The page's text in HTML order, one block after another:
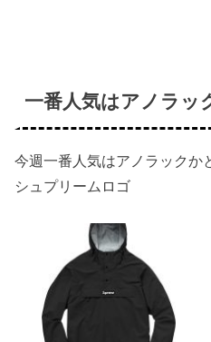
一番人気はアノラッ
今週一番人気はアノラックか
シュプリームロゴ